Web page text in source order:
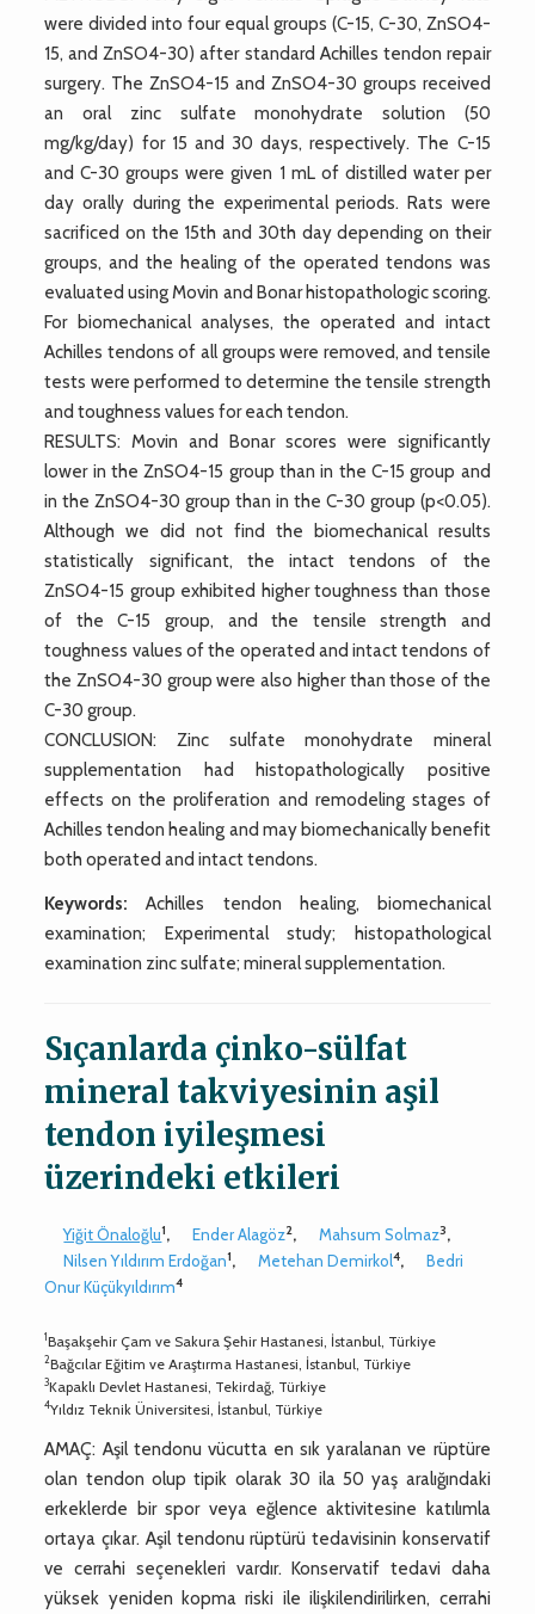
were divided into four equal groups (C-15, C-30, ZnSO4-
15, and ZnSO4-30) after standard Achilles tendon repair
surgery. The ZnSO4-15 and ZnSO4-30 groups received
an oral zinc sulfate monohydrate solution (50
mg/kg/day) for 15 and 30 days, respectively. The C-15
and C-30 groups were given 1 mL of distilled water per
day orally during the experimental periods. Rats were
sacrificed on the 15th and 30th day depending on their
groups, and the healing of the operated tendons was
evaluated using Movin and Bonar histopathologic scoring.
For biomechanical analyses, the operated and intact
Achilles tendons of all groups were removed, and tensile
tests were performed to determine the tensile strength
and toughness values for each tendon.
RESULTS: Movin and Bonar scores were significantly
lower in the ZnSO4-15 group than in the C-15 group and
in the ZnSO4-30 group than in the C-30 group (p<0.05).
Although we did not find the biomechanical results
statistically significant, the intact tendons of the
ZnSO4-15 group exhibited higher toughness than those
of the C-15 group, and the tensile strength and
toughness values of the operated and intact tendons of
the ZnSO4-30 group were also higher than those of the
C-30 group.
CONCLUSION: Zinc sulfate monohydrate mineral
supplementation had histopathologically positive
effects on the proliferation and remodeling stages of
Achilles tendon healing and may biomechanically benefit
both operated and intact tendons.
Keywords: Achilles tendon healing, biomechanical
examination; Experimental study; histopathological
examination zinc sulfate; mineral supplementation.
Sıçanlarda çinko-sülfat
mineral takviyesinin aşil
tendon iyileşmesi
üzerindeki etkileri
Yiğit Önaloğlu1, Ender Alagöz2, Mahsum Solmaz3,
Nilsen Yıldırım Erdoğan1, Metehan Demirkol4,
Bedri
Onur Küçükyıldırım4
1Başakşehir Çam ve Sakura Şehir Hastanesi, İstanbul, Türkiye
2Bağcılar Eğitim ve Araştırma Hastanesi, İstanbul, Türkiye
3Kapaklı Devlet Hastanesi, Tekirdağ, Türkiye
4Yıldız Teknik Üniversitesi, İstanbul, Türkiye
AMAÇ: Aşil tendonu vücutta en sık yaralanan ve rüptüre
olan tendon olup tipik olarak 30 ila 50 yaş aralığındaki
erkeklerde bir spor veya eğlence aktivitesine katılımla
ortaya çıkar. Aşil tendonu rüptürü tedavisinin konservatif
ve cerrahi seçenekleri vardır. Konservatif tedavi daha
yüksek yeniden kopma riski ile ilişkilendirilirken, cerrahi